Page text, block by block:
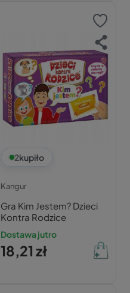
2kupiło
Kangur
Gra Kim Jestem? Dzieci
Kontra Rodzice
Dostawa jutro
18,21 zł